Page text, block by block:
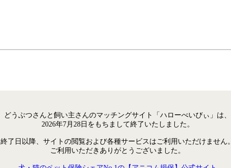
どうぶつさんと飼い主さんのマッチングサイト「ハローべいびぃ」は、
2026年7月28日をもちまして終了いたしました。
終了日以降、サイトの閲覧および各種サービスはご利用いただけません
ご利用いただきありがとうございました。